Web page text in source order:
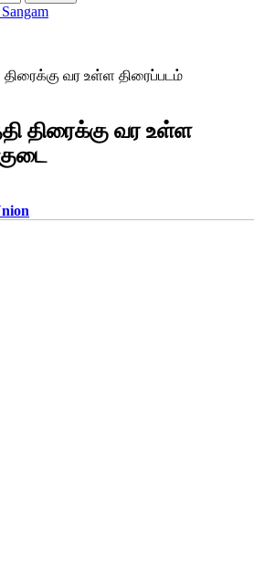
திரைக்கு வர உள்ள திரைப்படம்
திரைக்கு வர உள்ள